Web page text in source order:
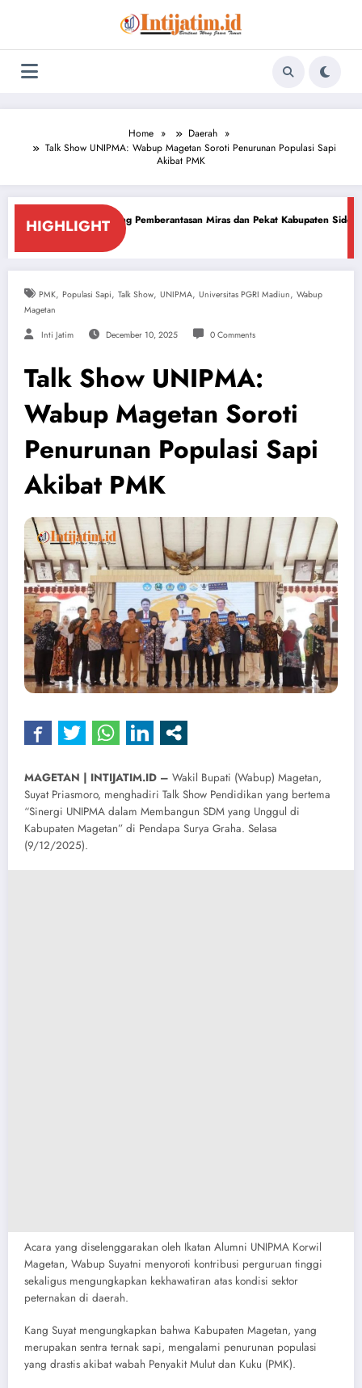
Home
Daerah
Talk Show UNIPMA: Wabup Magetan Soroti Penurunan Populasi Sapi
Akibat PMK
HIGHLIGHT
Pemberantasan Miras dan Pekat Kabupaten Sidoarjo Sidoarjo
PMK, Populasi Sapi, Talk Show, UNIPMA, Universitas PGRI Madiun, Wabup
Magetan
Inti Jatim December 10, 2025 0 Comments
Talk Show UNIPMA:
Wabup Magetan Soroti
Penurunan Populasi Sapi
Akibat PMK
MAGETAN | INTIJATIM.ID – Wakil Bupati (Wabup) Magetan,
Suyat Priasmoro, menghadiri Talk Show Pendidikan yang bertema
“Sinergi UNIPMA dalam Membangun SDM yang Unggul di
Kabupaten Magetan” di Pendapa Surya Graha. Selasa
(9/12/2025).
Acara yang diselenggarakan oleh Ikatan Alumni UNIPMA Korwil
Magetan, Wabup Suyatni menyoroti kontribusi perguruan tinggi
sekaligus mengungkapkan kekhawatiran atas kondisi sektor
peternakan di daerah. ​
​Kang Suyat mengungkapkan bahwa Kabupaten Magetan, yang
merupakan sentra ternak sapi, mengalami penurunan populasi
yang drastis akibat wabah Penyakit Mulut dan Kuku (PMK).